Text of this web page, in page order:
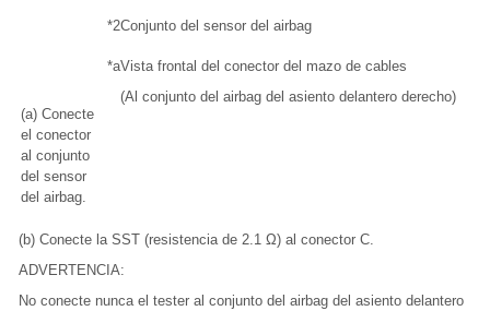
(a) Conecte
el conector
al conjunto
del sensor
del airbag.
*2Conjunto del sensor del airbag
*aVista frontal del conector del mazo de cables
(Al conjunto del airbag del asiento delantero derecho)
(b) Conecte la SST (resistencia de 2.1 Ω) al conector C.
ADVERTENCIA:
No conecte nunca el tester al conjunto del airbag del asiento delantero